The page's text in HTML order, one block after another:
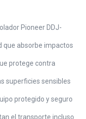
Pioneer DDJ-
que absorbe impactos
protege contra
superficies sensibles
protegido y seguro
el transporte incluso